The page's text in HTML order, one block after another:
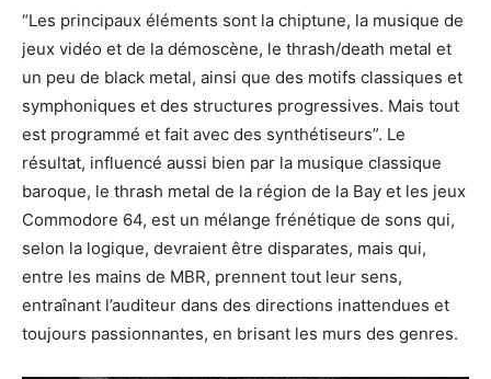
“Les principaux éléments sont la chiptune, la musique de
jeux vidéo et de la démoscène, le thrash/death metal et
un peu de black metal, ainsi que des motifs classiques et
symphoniques et des structures progressives. Mais tout
est programmé et fait avec des synthétiseurs”. Le
résultat, influencé aussi bien par la musique classique
baroque, le thrash metal de la région de la Bay et les jeux
Commodore 64, est un mélange frénétique de sons qui,
selon la logique, devraient être disparates, mais qui,
entre les mains de MBR, prennent tout leur sens,
entraînant l’auditeur dans des directions inattendues et
toujours passionnantes, en brisant les murs des genres.